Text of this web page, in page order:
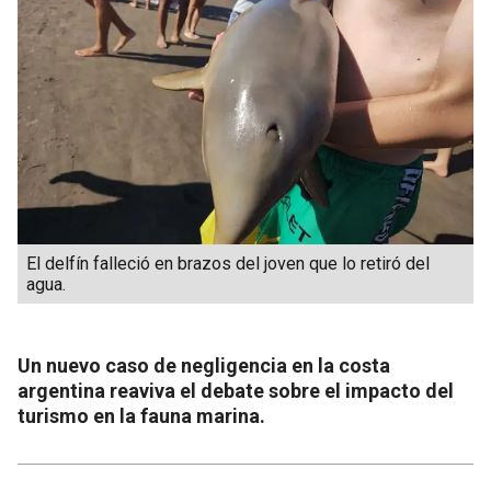
El delfín falleció en brazos del joven que lo retiró del
agua.
Un nuevo caso de negligencia en la costa
argentina reaviva el debate sobre el impacto del
turismo en la fauna marina.